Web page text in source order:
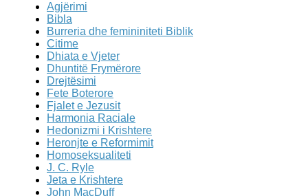
Agjërimi
Bibla
Burreria dhe femininiteti Biblik
Citime
Dhiata e Vjeter
Dhuntitë Frymërore
Drejtësimi
Fete Boterore
Fjalet e Jezusit
Harmonia Raciale
Hedonizmi i Krishtere
Heronjte e Reformimit
Homoseksualiteti
J. C. Ryle
Jeta e Krishtere
John MacDuff